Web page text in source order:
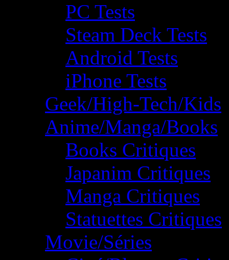
PC Tests
Steam Deck Tests
Android Tests
iPhone Tests
Geek/High-Tech/Kids
Anime/Manga/Books
Books Critiques
Japanim Critiques
Manga Critiques
Statuettes Critiques
Movie/Séries